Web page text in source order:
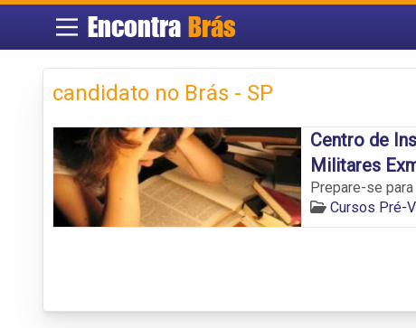
EncontraBrás
candidato no Brás - SP
Centro de
Militares
Prepare-se
Cursos Pré-